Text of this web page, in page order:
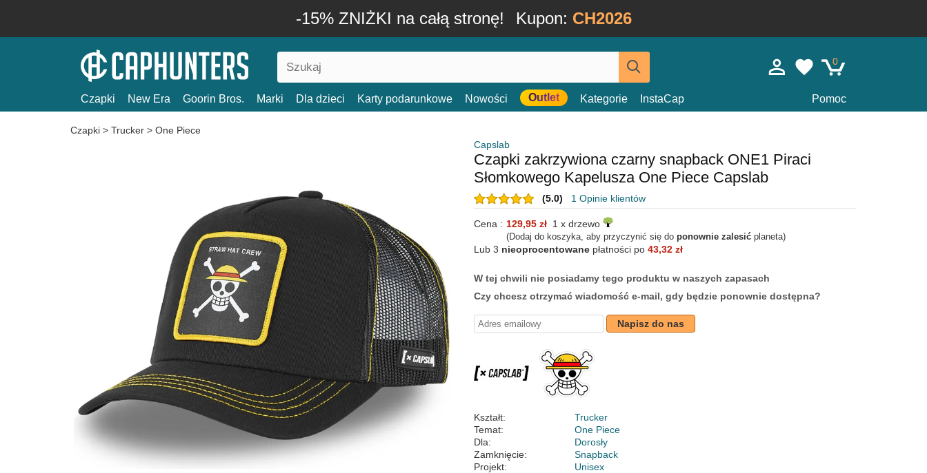
-15% ZNIŻKI na całą stronę! Kupon: CH2026
0
Czapki New Era Goorin Bros. Marki Dla dzieci Karty podarunkowe Nowości Outlet Kategorie InstaCap Pomoc
Czapki > Trucker > One Piece
Capslab
Czapki zakrzywiona czarny snapback ONE1 Piraci
Słomkowego Kapelusza One Piece Capslab
(5.0) 1 Opinie klientów
Cena : 129,95 zł 1 x drzewo
(Dodaj do koszyka, aby przyczynić się do ponownie zalesić planeta)
Lub 3 nieoprocentowane płatności po 43,32 zł
W tej chwili nie posiadamy tego produktu w naszych zapasach
Czy chcesz otrzymać wiadomość e-mail, gdy będzie ponownie dostępna?
Napisz do nas
Kształt:
Trucker
Temat:
One Piece
Dla:
Dorosły
Zamknięcie:
Snapback
Projekt:
Unisex